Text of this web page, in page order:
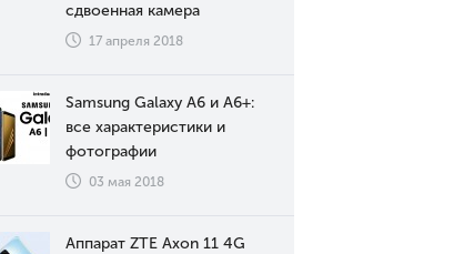
сдвоенная камера
17 апреля 2018
Samsung Galaxy A6 и A6+:
все характеристики и
фотографии
03 мая 2018
Аппарат ZTE Axon 11 4G